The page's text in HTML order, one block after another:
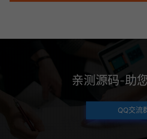
亲测源码-助
QQ交流